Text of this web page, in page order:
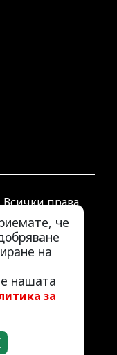
че
на
нашата
за
права